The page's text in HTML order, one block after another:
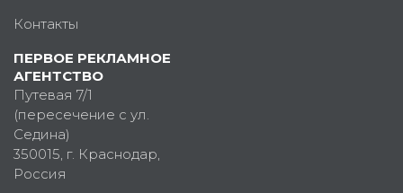
Контакты
ПЕРВОЕ РЕКЛАМНОЕ
АГЕНТСТВО
Путевая 7/1
(пересечение с ул.
Седина)
350015, г. Краснодар,
Россия